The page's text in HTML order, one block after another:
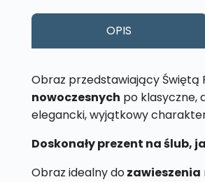
OPIS
Obraz przedstawiający
nowoczesnych po klasyczne,
elegancki, wyjątkowy
Doskonały prezent na
Obraz idealny dozawieszenia